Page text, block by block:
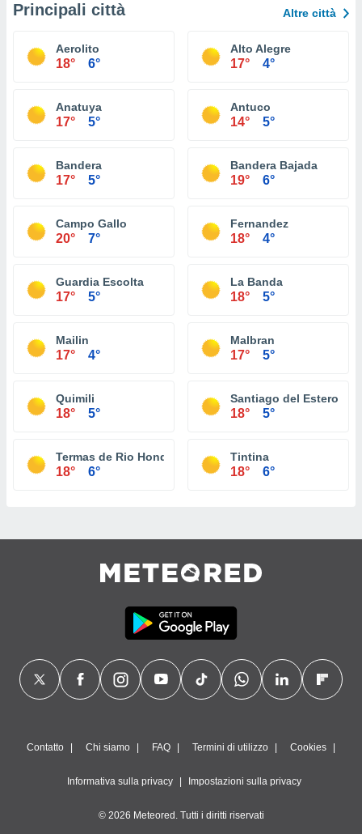
Principali città Altre città
Aerolito
18° 6°
Alto Alegre
17° 4°
Anatuya
17° 5°
Antuco
14° 5°
Bandera
17° 5°
Bandera Bajada
19° 6°
Campo Gallo
20° 7°
Fernandez
18° 4°
Guardia Escolta
17° 5°
La Banda
18° 5°
Mailin
17° 4°
Malbran
17° 5°
Quimili
18° 5°
Santiago del Estero
18° 5°
Termas de Rio Hondo
18° 6°
Tintina
18° 6°
Contatto Chi siamo FAQ Termini di utilizzo Cookies
Informativa sulla privacy Impostazioni sulla privacy
© 2026 Meteored. Tutti i diritti riservati